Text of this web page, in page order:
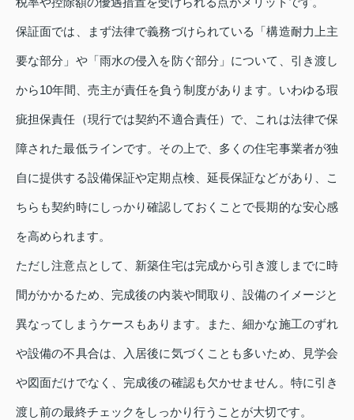
保証面では、まず法律で義務づけられている「構造耐力上主
要な部分」や「雨水の侵入を防ぐ部分」について、引き渡し
から10年間、売主が責任を負う制度があります。いわゆる瑕
疵担保責任（現行では契約不適合責任）で、これは法律で保
障された最低ラインです。その上で、多くの住宅事業者が独
自に提供する設備保証や定期点検、延長保証などがあり、こ
ちらも契約時にしっかり確認しておくことで長期的な安心感
を高められます。
ただし注意点として、新築住宅は完成から引き渡しまでに時
間がかかるため、完成後の内装や間取り、設備のイメージと
異なってしまうケースもあります。また、細かな施工のずれ
や設備の不具合は、入居後に気づくことも多いため、見学会
や図面だけでなく、完成後の確認も欠かせません。特に引き
渡し前の最終チェックをしっかり行うことが大切です。